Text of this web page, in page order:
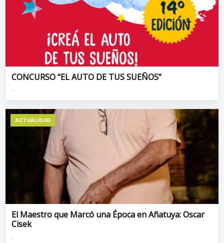
CONCURSO “EL AUTO DE TUS SUEÑOS”
.
ACTUALIDAD
El Maestro que Marcó una Época en Añatuya: Oscar
Cisek
.